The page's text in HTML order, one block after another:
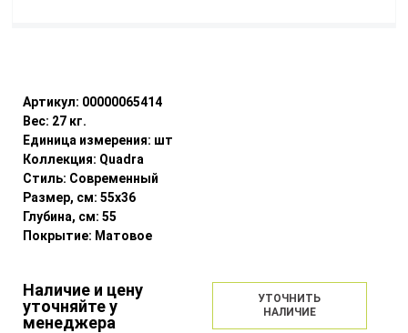
Артикул: 00000065414
Вес: 27 кг.
Единица измерения: шт
Коллекция: Quadra
Стиль: Современный
Размер, см: 55x36
Глубина, см: 55
Покрытие: Матовое
Наличие и цену
уточняйте у
менеджера
УТОЧНИТЬ
НАЛИЧИЕ